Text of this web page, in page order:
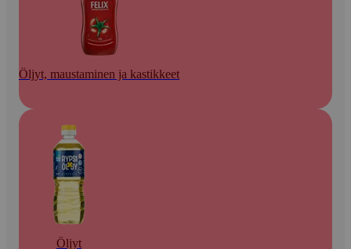
Öljyt, maustaminen ja kastikkeet
Öljyt